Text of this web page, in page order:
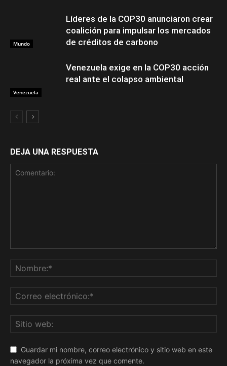
Mundo
Líderes de la COP30 anunciaron crear
coalición para impulsar los mercados
de créditos de carbono
Venezuela
Venezuela exige en la COP30 acción
real ante el colapso ambiental
DEJA UNA RESPUESTA
Guardar mi nombre, correo electrónico y sitio web en este
navegador la próxima vez que comente.